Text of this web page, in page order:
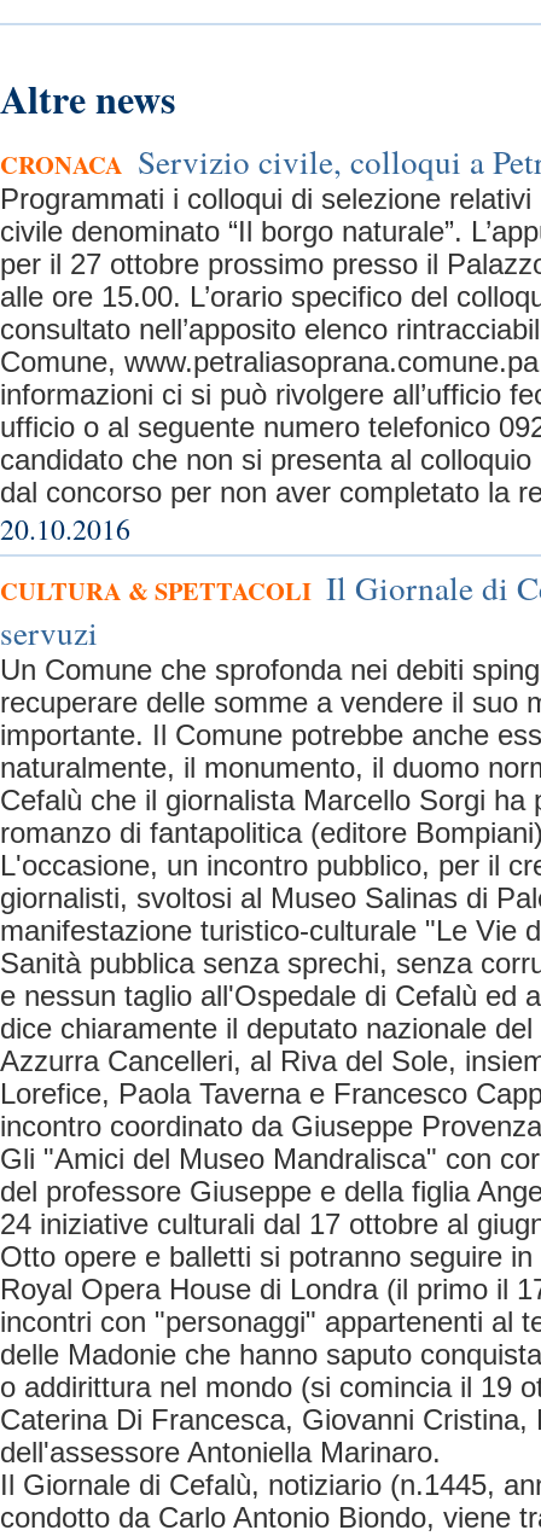
Altre news
CRONACA Servizio civile, colloqui a
Programmati i colloqui di selezione
civile denominato “Il borgo naturale”.
per il 27 ottobre prossimo presso il
alle ore 15.00. L’orario specifico del
consultato nell’apposito elenco
Comune,
informazioni ci si può rivolgere all’ufficio
ufficio o al seguente numero telefonico
candidato che non si presenta al
dal concorso per non aver completato la
20.10.2016
CULTURA & SPETTACOLI Il Giornale di
servuzi
Un Comune che sprofonda nei debiti
recuperare delle somme a vendere il suo
importante. Il Comune potrebbe anche
naturalmente, il monumento, il duomo
Cefalù che il giornalista Marcello Sorgi ha
romanzo di fantapolitica (editore
L'occasione, un incontro pubblico, per il
giornalisti, svoltosi al Museo Salinas di
manifestazione turistico-culturale "Le Vie
Sanità pubblica senza sprechi, senza
e nessun taglio all'Ospedale di Cefalù ed
dice chiaramente il deputato nazionale
Azzurra Cancelleri, al Riva del Sole,
Lorefice, Paola Taverna e Francesco
incontro coordinato da Giuseppe
Gli "Amici del Museo Mandralisca" con
del professore Giuseppe e della figlia
24 iniziative culturali dal 17 ottobre al
Otto opere e balletti si potranno seguire
Royal Opera House di Londra (il primo il
incontri con "personaggi" appartenenti al
delle Madonie che hanno saputo
o addirittura nel mondo (si comincia il 19
Caterina Di Francesca, Giovanni Cristina,
dell'assessore Antoniella Marinaro.
Il Giornale di Cefalù, notiziario (n.1445,
condotto da Carlo Antonio Biondo, viene